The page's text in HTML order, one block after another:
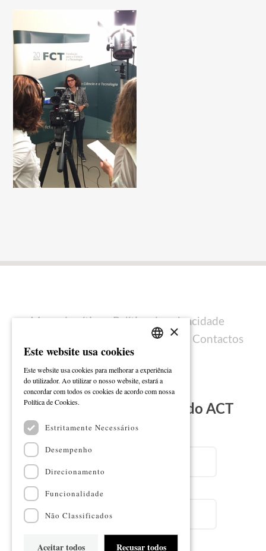
Mapa do sítio
Política de privacidade
Ficha técnica Contactos
Subscreva a Newsletter do ACT
ENGLISH
×
Este website usa cookies
Este website usa cookies para melhorar a experiência
do utilizador. Ao utilizar o nosso website, estará a
concordar com todos os cookies de acordo com nossa
Política de Cookies.
Estritamente Necessários
Desempenho
Direcionamento
Funcionalidade
Não Classificados
Aceitar todos Recusar todos